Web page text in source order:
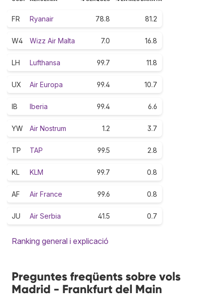
FR Ryanair 78.8 81.2
W4 Wizz Air Malta 7.0 16.8
LH Lufthansa 99.7 11.8
UX Air Europa 99.4 10.7
IB Iberia 99.4 6.6
YW Air Nostrum 1.2 3.7
TP TAP 99.5 2.8
KL KLM 99.7 0.8
AF Air France 99.6 0.8
JU Air Serbia 41.5 0.7
Ranking general i explicació
Preguntes freqüents sobre vols
Madrid - Frankfurt del Main